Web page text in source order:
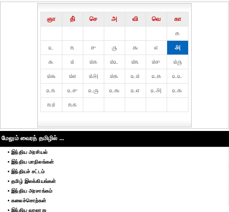
ஞா தி் செ அ வி வெ
கா
௧
௨
௩ ௪ ௫ ௬ ௭
௮
௯
௰ ௰௧ ௰௨ ௰௩ ௰௪
௰௫
௰௬
௰௭ ௰௮ ௰௯ ௨௰ ௨௧
௨௨
௨௩
௨௪ ௨௫ ௨௬ ௨௭ ௨௮
௨௯
௩௰
௩௧
மேலும் வைரத் தமிழில் ...
• இந்திய அரசியல்
• இந்திய மாநிலங்கள்
• இந்தியச் சட்டம்
• தமிழ் இலக்கியங்கள்
• இந்திய அரசாங்கம்
• கலைச்சொற்கள்
• இந்திய வரலாறு